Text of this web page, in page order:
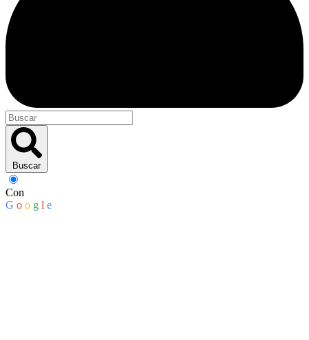
Buscar
Con
G o o g l e